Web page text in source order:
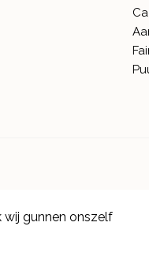
wij gunnen onszelf